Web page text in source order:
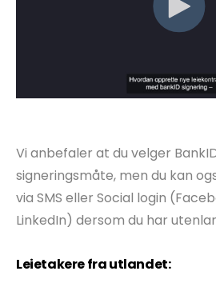
Vi anbefaler at du velger
signeringsmåte, men du kan
via SMS eller Social login
LinkedIn) dersom du har
Leietakere fra utlandet: